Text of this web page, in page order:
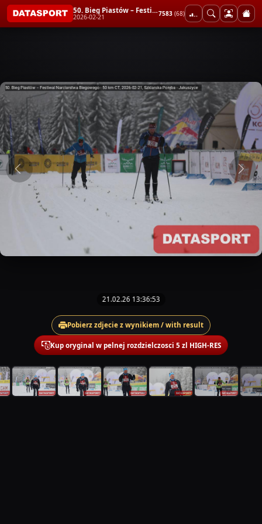
50. Bieg Piastów – Festiwal Narciarstwa Biegowego - 50 km CT
2026-02-21 7583 (68)
21.02.26 13:36:53
Pobierz zdjecie z wynikiem / with result
Kup oryginal w pelnej rozdzielczosci 5 zl HIGH-RES